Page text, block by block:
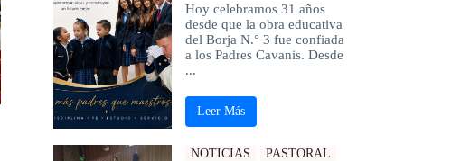
Hoy celebramos 31 años
desde que la obra educativa
del Borja N.° 3 fue confiada
a los Padres Cavanis. Desde
...
Leer Más
NOTICIAS PASTORAL